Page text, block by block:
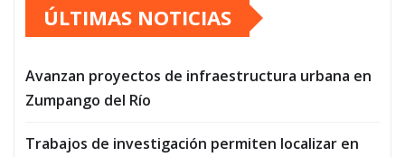
ÚLTIMAS NOTICIAS
Avanzan proyectos de infraestructura urbana en
Zumpango del Río
Trabajos de investigación permiten localizar en